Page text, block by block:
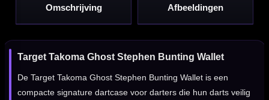
Omschrijving Afbeeldingen
Target Takoma Ghost Stephen Bunting Wallet
De Target Takoma Ghost Stephen Bunting Wallet is een
compacte signature dartcase voor darters die hun darts veilig